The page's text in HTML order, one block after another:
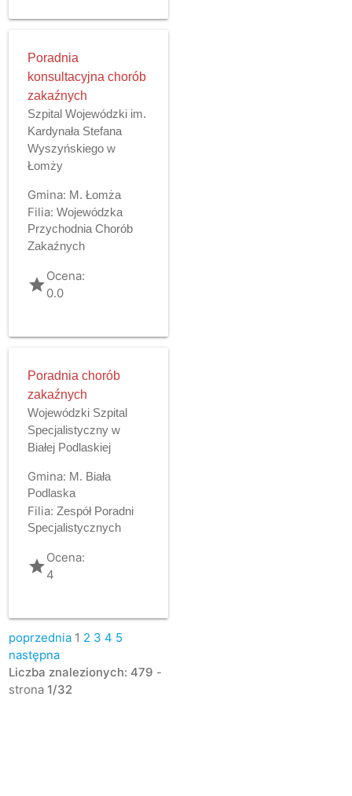
Poradnia
konsultacyjna chorób
zakaźnych
Szpital Wojewódzki im.
Kardynała Stefana
Wyszyńskiego w
Łomży
Gmina: M. Łomża
Filia: Wojewódzka
Przychodnia Chorób
Zakaźnych
gradeOcena:
0.0
Poradnia chorób
zakaźnych
Wojewódzki Szpital
Specjalistyczny w
Białej Podlaskiej
Gmina: M. Biała
Podlaska
Filia: Zespół Poradni
Specjalistycznych
gradeOcena:
4
poprzednia 1 2 3 4 5
następna
Liczba znalezionych: 479 -
strona 1/32